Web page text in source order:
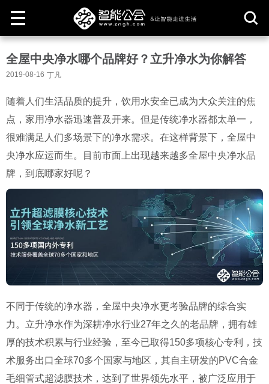
全屋中央净水哪个品牌好？立升净水为你解答
2019-08-16 丁凡
随着人们生活品质的提升，饮用水安全已成为大众关注的焦
点，家用净水器迅速普及开来。但是传统净水器都太单一，
很难满足人们多场景下的净水需求。在这样背景下，全屋中
央净水应运而生。目前市面上出现越来越多全屋中央净水品
牌，到底哪家好呢？
不同于传统的净水器，全屋中央净水更考验品牌的综合实
力。立升净水作为深耕净水行业27年之久的老品牌，拥有雄
厚的技术积累与行业经验，至今已取得150多项核心专利，技
术服务出口全球70多个国家与地区，其自主研发的PVC合金
毛细管式超滤膜技术，达到了世界领先水平，被广泛应用于